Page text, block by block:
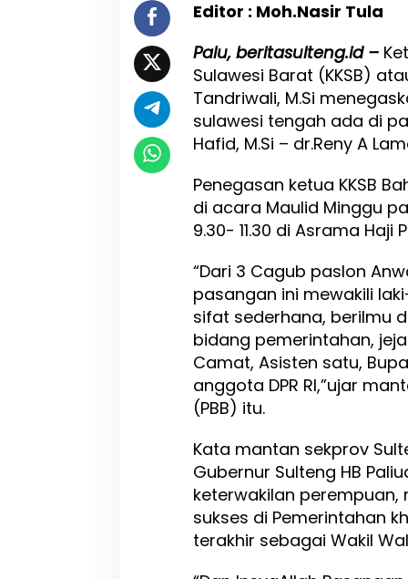
i
i
l
g
u
b
S
u
t
e
n
g
Editor : Moh.Nasir Tula
Palu, beritasulteng.id –
Sulawesi Barat (KKSB)
Tandriwali, M.Si
sulawesi tengah ada di
Hafid, M.Si – dr.Reny A
Penegasan ketua KKSB
di acara Maulid Minggu
9.30- 11.30 di Asrama Haji
“Dari 3 Cagub paslon
pasangan ini mewakili
sifat sederhana, berilmu
bidang pemerintahan,
Camat, Asisten satu,
anggota DPR RI,”ujar
(PBB) itu.
Kata mantan sekprov
Gubernur Sulteng HB
keterwakilan perempuan,
sukses di Pemerintahan
terakhir sebagai Wakil